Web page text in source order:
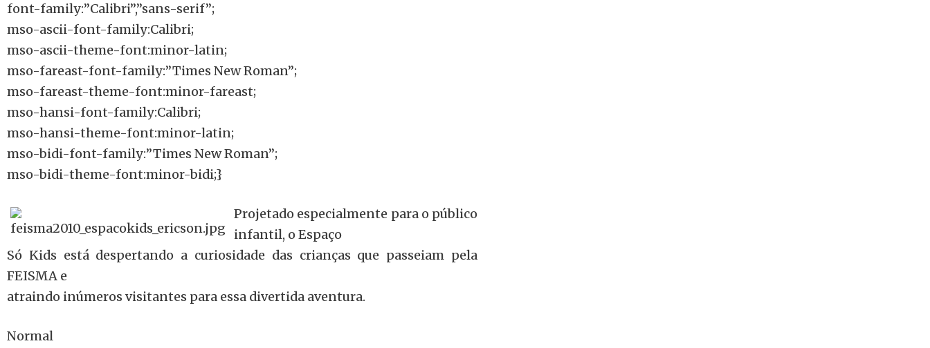
font-family:”Calibri”,”sans-serif”;
mso-ascii-font-family:Calibri;
mso-ascii-theme-font:minor-latin;
mso-fareast-font-family:”Times New Roman”;
mso-fareast-theme-font:minor-fareast;
mso-hansi-font-family:Calibri;
mso-hansi-theme-font:minor-latin;
mso-bidi-font-family:”Times New Roman”;
mso-bidi-theme-font:minor-bidi;}
Projetado especialmente para o público
infantil, o Espaço
Só Kids está despertando a curiosidade das crianças que passeiam pela
FEISMA e
atraindo inúmeros visitantes para essa divertida aventura.
Normal